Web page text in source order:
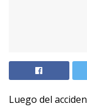
Luego del